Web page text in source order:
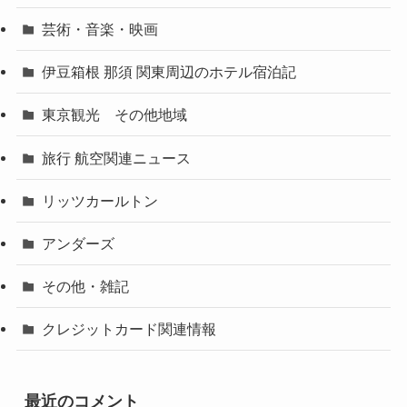
芸術・音楽・映画
伊豆箱根 那須 関東周辺のホテル宿泊記
東京観光 その他地域
旅行 航空関連ニュース
リッツカールトン
アンダーズ
その他・雑記
クレジットカード関連情報
最近のコメント